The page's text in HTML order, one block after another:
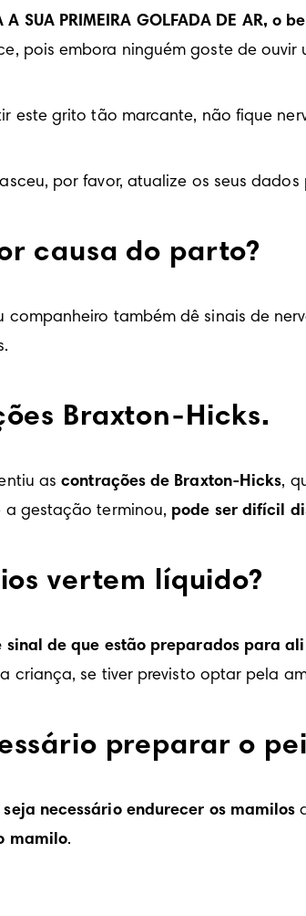
A SUA PRIMEIRA GOLFADA DE
pois embora ninguém goste de
este grito tão marcante, não fique
por favor, atualize os seus
causa do parto?
companheiro também dê sinais de
Braxton-Hicks.
as contrações de Braxton-Hicks,
a gestação terminou, pode ser difícil
vertem líquido?
sinal de que estão preparados para
criança, se tiver previsto optar pela
preparar o
necessário endurecer os mamilos
mamilo.